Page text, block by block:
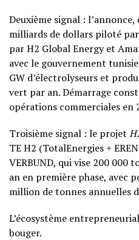
Deuxième signal :
milliards de dollars piloté
par H2 Global Energy et
avec le gouvernement
GW d’électrolyseurs et
vert par an. Démarrage
opérations commerciales en
Troisième signal : le projet
TE H2 (TotalEnergies +
VERBUND, qui vise 200 000
an en première phase, avec
million de tonnes annuelles
L’écosystème
bouger.